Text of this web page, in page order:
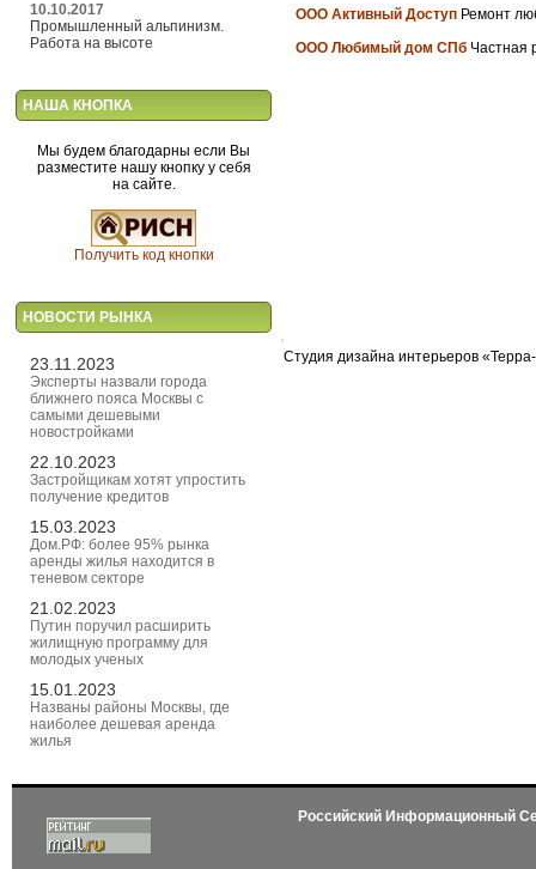
10.10.2017
Промышленный альпинизм.
Работа на высоте
НАША КНОПКА
Мы будем благодарны если Вы
разместите нашу кнопку у себя
на сайте.
Получить код кнопки
НОВОСТИ РЫНКА
23.11.2023
Эксперты назвали города
ближнего пояса Москвы с
самыми дешевыми
новостройками
22.10.2023
Застройщикам хотят упростить
получение кредитов
15.03.2023
Дом.РФ: более 95% рынка
аренды жилья находится в
теневом секторе
21.02.2023
Путин поручил расширить
жилищную программу для
молодых ученых
15.01.2023
Названы районы Москвы, где
наиболее дешевая аренда
жилья
ООО Активный Доступ Ремонт
ООО Любимый дом СПб Частная
Студия дизайна интерьеров
Российский Информационный